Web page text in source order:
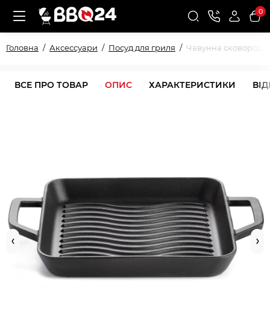
0
Головна Аксессуари Посуд для гриля Чавунна
ВСЕ ПРО ТОВАР ОПИС ХАРАКТЕРИСТИКИ